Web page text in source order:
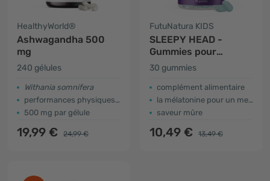
HealthyWorld®
Ashwagandha 500
mg
240 gélules
Withania somnifera
performances physiques et mentales
500 mg par gélule
19,99 € 24,99 €
FutuNatura KIDS
SLEEPY HEAD -
Gummies pour
enfants pour le
sommeil
30 gummies
complément alimentaire
la mélatonine pour un meilleur sommeil
saveur mûre
10,49 € 13,49 €